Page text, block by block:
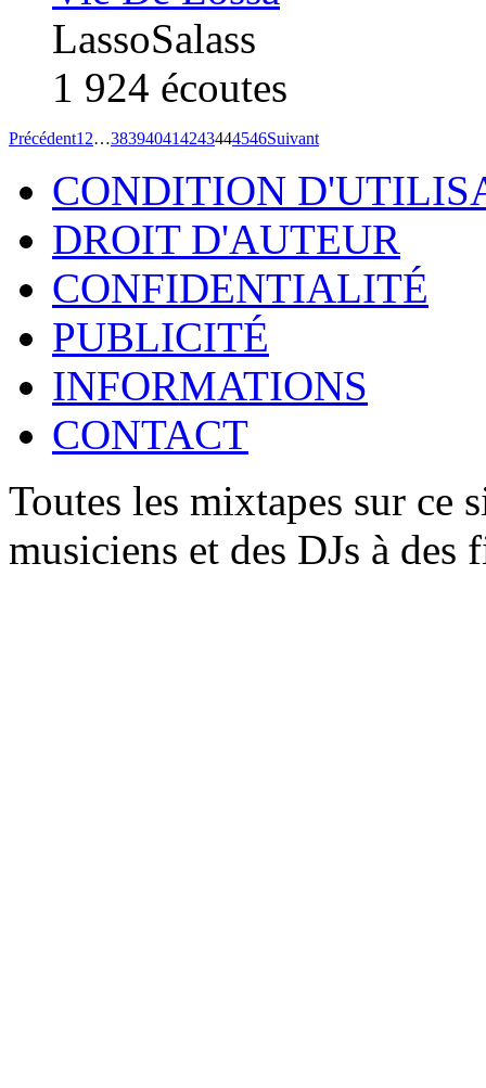
LassoSalass
1 924 écoutes
Précédent1 2…383940414243444546Suivant
CONDITION
DROIT D'AUTEUR
CONFIDENTIALITÉ
PUBLICITÉ
INFORMATIONS
CONTACT
Toutes les mixtapes sur ce
musiciens et des DJs à